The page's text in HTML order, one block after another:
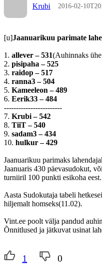
Krubi 2016-02-
[u]Jaanuarikuu parimate
1. allever – 531(Auhinnaks
2. pisipaha – 525
3. raidop – 517
4. ranna3 – 504
5. Kameeleon – 489
6. Eerik33 – 484
------------------------
7. Krubi – 542
8. TiiT – 540
9. sadam3 – 434
10. hulkur – 429
Jaanuarikuu parimaks
Jaanuaris 430 päevasudokut,
turniiril 100 punkti esikoha eest.
Aasta Sudokutaja tabeli
hiljemalt homseks(11.02).
Vint.ee poolt välja pandud
Õnnitlused ja jätkuvat usinat
1 0